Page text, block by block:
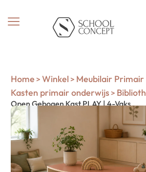
Home > Winkel > Meubilair
Kasten primair onderwijs>
Open Gebogen Kast PLAY | 4-Vaks